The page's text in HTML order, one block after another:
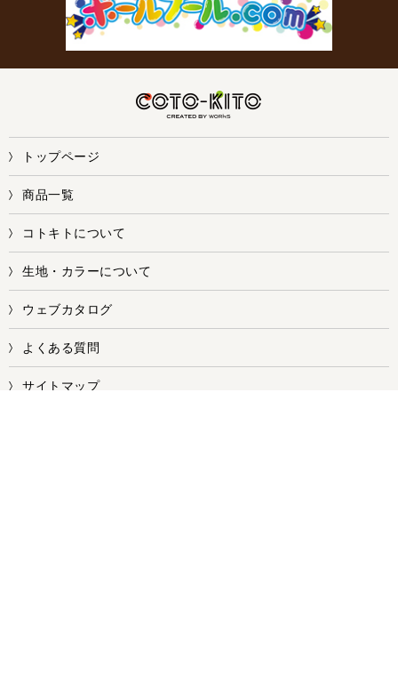
トップページ
商品一覧
コトキトについて
生地・カラーについて
ウェブカタログ
よくある質問
サイトマップ